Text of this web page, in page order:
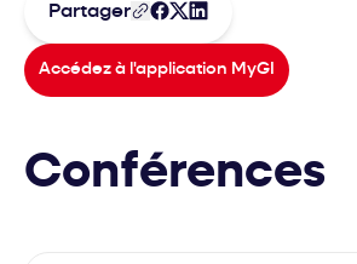
Partager
Accédez à l'application MyGI
Conférences